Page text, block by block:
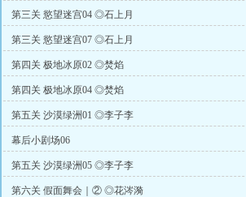
第三关 慾望迷宫04 ◎石上月
第三关 慾望迷宫07 ◎石上月
第四关 极地冰原02 ◎焚焰
第四关 极地冰原04 ◎焚焰
第五关 沙漠绿洲01 ◎李子李
幕后小剧场06
第五关 沙漠绿洲05 ◎李子李
第六关 假面舞会｜② ◎花涔漪